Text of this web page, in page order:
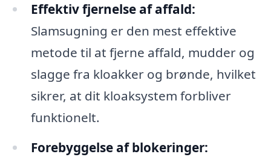
Effektiv fjernelse af affald:
Slamsugning er den mest effektive
metode til at fjerne affald, mudder og
slagge fra kloakker og brønde, hvilket
sikrer, at dit kloaksystem forbliver
funktionelt.
Forebyggelse af blokeringer: